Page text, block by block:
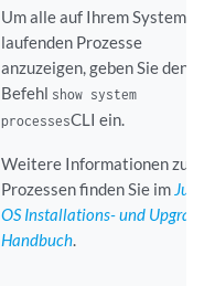
Um alle auf Ihrem System
laufenden Prozesse
anzuzeigen, geben Sie den
Befehl show system
processesCLI ein.
Weitere Informationen zu
Prozessen finden Sie im
OS Installations- und
Handbuch.